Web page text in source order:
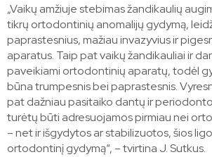
„Vaikų amžiuje stebimas žandikaulių
tikrų ortodontinių anomalijų gydymą,
paprastesnius, mažiau invazyvius ir
aparatus. Taip pat vaikų žandikauliai ir
paveikiami ortodontinių aparatų, todėl
būna trumpesnis bei paprastesnis.
pat dažniau pasitaiko dantų ir
turėtų būti adresuojamos pirmiau nei
– net ir išgydytos ar stabilizuotos, šios
ortodontinį gydymą“, – tvirtina J. Sutkus.